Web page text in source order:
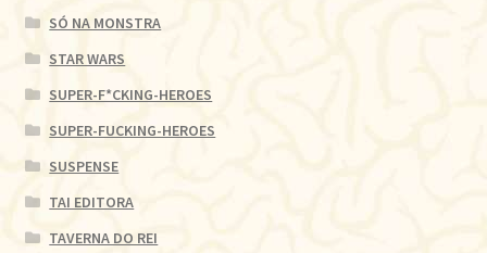
SÓ NA MONSTRA
STAR WARS
SUPER-F*CKING-HEROES
SUPER-FUCKING-HEROES
SUSPENSE
TAI EDITORA
TAVERNA DO REI